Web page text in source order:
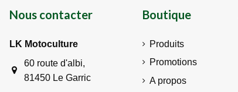
Nous contacter
LK Motoculture
60 route d'albi,
81450 Le Garric
Boutique
Produits
Promotions
A propos